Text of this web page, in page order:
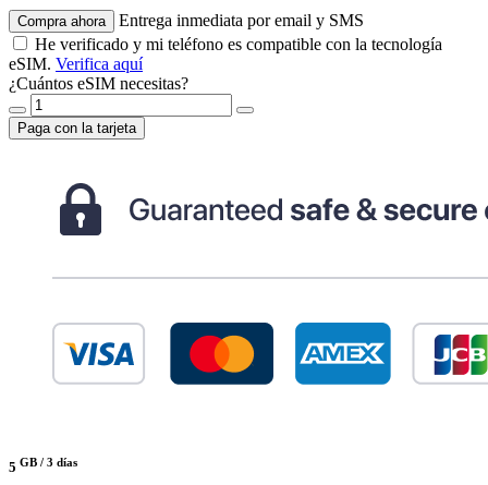
Compra ahora
Entrega inmediata por email y SMS
He verificado y mi teléfono es compatible con la tecnología
eSIM. Verifica aquí
¿Cuántos eSIM necesitas?
Paga con la tarjeta
5 GB / 3 días